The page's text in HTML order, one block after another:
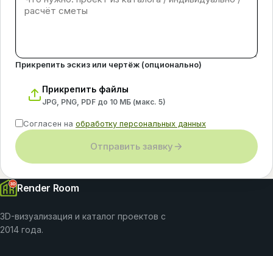
Прикрепить эскиз или чертёж (опционально)
Прикрепить файлы
JPG, PNG, PDF до 10 МБ (макс. 5)
Согласен на обработку персональных данных
Отправить заявку
Render Room
3D-визуализация и каталог проектов с
2014 года.